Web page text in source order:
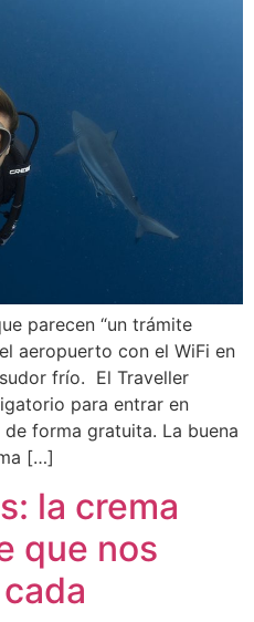
parecen “un trámite
aeropuerto con el WiFi en
frío. El Traveller
para entrar en
forma gratuita. La buena
[…]
la crema
que nos